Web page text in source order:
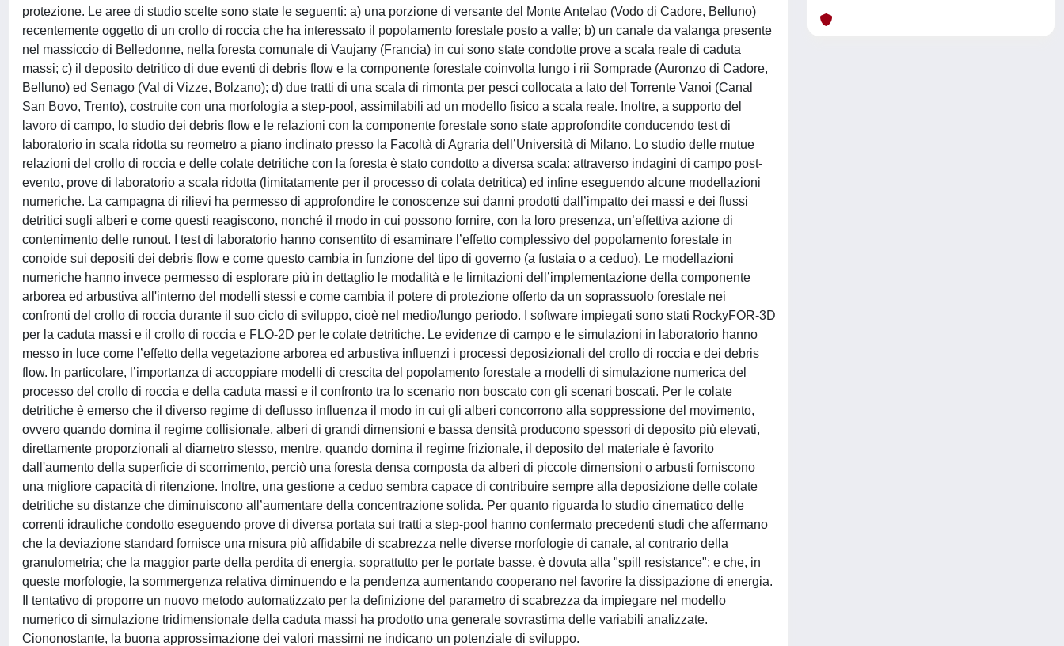
protezione. Le aree di studio scelte sono state le seguenti: a) una porzione di versante del Monte Antelao (Vodo di Cadore, Belluno)
recentemente oggetto di un crollo di roccia che ha interessato il popolamento forestale posto a valle; b) un canale da valanga presente
nel massiccio di Belledonne, nella foresta comunale di Vaujany (Francia) in cui sono state condotte prove a scala reale di caduta
massi; c) il deposito detritico di due eventi di debris flow e la componente forestale coinvolta lungo i rii Somprade (Auronzo di Cadore,
Belluno) ed Senago (Val di Vizze, Bolzano); d) due tratti di una scala di rimonta per pesci collocata a lato del Torrente Vanoi (Canal
San Bovo, Trento), costruite con una morfologia a step-pool, assimilabili ad un modello fisico a scala reale. Inoltre, a supporto del
lavoro di campo, lo studio dei debris flow e le relazioni con la componente forestale sono state approfondite conducendo test di
laboratorio in scala ridotta su reometro a piano inclinato presso la Facoltà di Agraria dell’Università di Milano. Lo studio delle mutue
relazioni del crollo di roccia e delle colate detritiche con la foresta è stato condotto a diversa scala: attraverso indagini di campo post-
evento, prove di laboratorio a scala ridotta (limitatamente per il processo di colata detritica) ed infine eseguendo alcune modellazioni
numeriche. La campagna di rilievi ha permesso di approfondire le conoscenze sui danni prodotti dall’impatto dei massi e dei flussi
detritici sugli alberi e come questi reagiscono, nonché il modo in cui possono fornire, con la loro presenza, un’effettiva azione di
contenimento delle runout. I test di laboratorio hanno consentito di esaminare l’effetto complessivo del popolamento forestale in
conoide sui depositi dei debris flow e come questo cambia in funzione del tipo di governo (a fustaia o a ceduo). Le modellazioni
numeriche hanno invece permesso di esplorare più in dettaglio le modalità e le limitazioni dell’implementazione della componente
arborea ed arbustiva all'interno del modelli stessi e come cambia il potere di protezione offerto da un soprassuolo forestale nei
confronti del crollo di roccia durante il suo ciclo di sviluppo, cioè nel medio/lungo periodo. I software impiegati sono stati RockyFOR-3D
per la caduta massi e il crollo di roccia e FLO-2D per le colate detritiche. Le evidenze di campo e le simulazioni in laboratorio hanno
messo in luce come l’effetto della vegetazione arborea ed arbustiva influenzi i processi deposizionali del crollo di roccia e dei debris
flow. In particolare, l’importanza di accoppiare modelli di crescita del popolamento forestale a modelli di simulazione numerica del
processo del crollo di roccia e della caduta massi e il confronto tra lo scenario non boscato con gli scenari boscati. Per le colate
detritiche è emerso che il diverso regime di deflusso influenza il modo in cui gli alberi concorrono alla soppressione del movimento,
ovvero quando domina il regime collisionale, alberi di grandi dimensioni e bassa densità producono spessori di deposito più elevati,
direttamente proporzionali al diametro stesso, mentre, quando domina il regime frizionale, il deposito del materiale è favorito
dall'aumento della superficie di scorrimento, perciò una foresta densa composta da alberi di piccole dimensioni o arbusti forniscono
una migliore capacità di ritenzione. Inoltre, una gestione a ceduo sembra capace di contribuire sempre alla deposizione delle colate
detritiche su distanze che diminuiscono all’aumentare della concentrazione solida. Per quanto riguarda lo studio cinematico delle
correnti idrauliche condotto eseguendo prove di diversa portata sui tratti a step-pool hanno confermato precedenti studi che affermano
che la deviazione standard fornisce una misura più affidabile di scabrezza nelle diverse morfologie di canale, al contrario della
granulometria; che la maggior parte della perdita di energia, soprattutto per le portate basse, è dovuta alla "spill resistance"; e che, in
queste morfologie, la sommergenza relativa diminuendo e la pendenza aumentando cooperano nel favorire la dissipazione di energia.
Il tentativo di proporre un nuovo metodo automatizzato per la definizione del parametro di scabrezza da impiegare nel modello
numerico di simulazione tridimensionale della caduta massi ha prodotto una generale sovrastima delle variabili analizzate.
Ciononostante, la buona approssimazione dei valori massimi ne indicano un potenziale di sviluppo.